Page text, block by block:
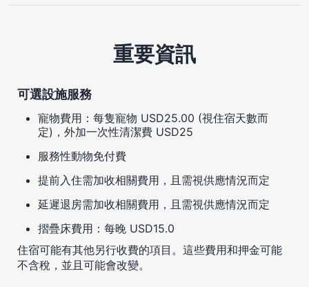
重要資訊
可選設施服務
寵物費用：每隻寵物 USD25.00 (視住宿天數而
定)，外加一次性清潔費 USD25
服務性動物免付費
提前入住需加收相關費用，且需視供應情況而定
延遲退房需加收相關費用，且需視供應情況而定
摺疊床費用：每晚 USD15.0
住宿可能有其他另行收費的項目。這些費用和押金可能
不含稅，並且可能會改變。